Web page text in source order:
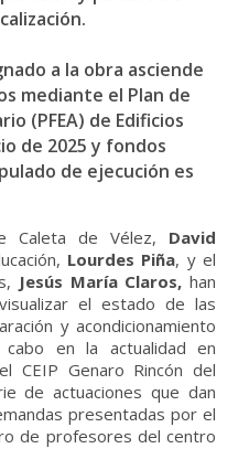
a la obra asciende
mediante el Plan de
(PFEA) de Edificios
de 2025 y fondos
de ejecución es
Caleta de Vélez, David
Lourdes Piña, y el
Jesús María Claros, han
el estado de las
y acondicionamiento
en la actualidad en
CEIP Genaro Rincón del
de actuaciones que dan
presentadas por el
de profesores del centro